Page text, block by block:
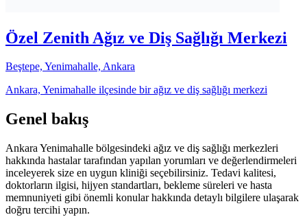
Özel Zenith Ağız ve Diş Sağlığı Merkezi
Beştepe, Yenimahalle, Ankara
Ankara, Yenimahalle ilçesinde bir ağız ve diş sağlığı merkezi
Genel bakış
Ankara Yenimahalle bölgesindeki ağız ve diş sağlığı merkezleri
hakkında hastalar tarafından yapılan yorumları ve değerlendirmeleri
inceleyerek size en uygun kliniği seçebilirsiniz. Tedavi kalitesi,
doktorların ilgisi, hijyen standartları, bekleme süreleri ve hasta
memnuniyeti gibi önemli konular hakkında detaylı bilgilere ulaşarak
doğru tercihi yapın.